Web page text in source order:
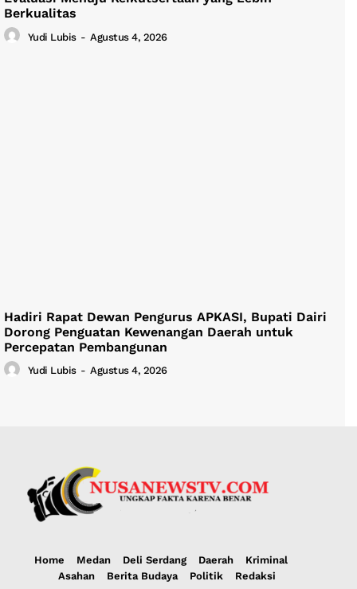
Berkualitas
Yudi Lubis - Agustus 4, 2026
Hadiri Rapat Dewan Pengurus APKASI, Bupati Dairi
Dorong Penguatan Kewenangan Daerah untuk
Percepatan Pembangunan
Yudi Lubis - Agustus 4, 2026
Home Medan Deli Serdang Daerah
Kriminal
Asahan
Berita Budaya Politik Redaksi